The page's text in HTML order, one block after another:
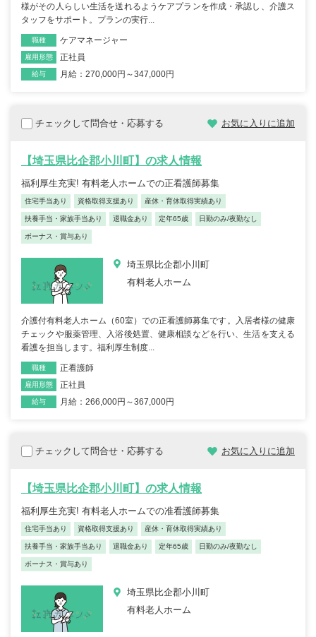
様がその人らしい生活を送れるようケアプランを作成・承認し、介護ス
タッフをサポート。プランの実行...
職種 ケアマネージャー
雇用形態 正社員
給与 月給：270,000円～347,000円
チェックして問合せ・応募する お気に入りに追加
【埼玉県比企郡小川町】の求人情報
福利厚生充実! 有料老人ホームでの正看護師募集
住宅手当あり 資格取得支援あり 産休・育休取得実績あり
扶養手当・家族手当あり 退職金あり 定年65歳 日勤のみ/夜勤なし
ボーナス・賞与あり
埼玉県比企郡小川町
有料老人ホーム
介護付有料老人ホーム（60室）での正看護師募集です。入居者様の健康
チェックや服薬管理、入浴後処置、健康相談などを行い、生活を支える
看護を担当します。福利厚生制度...
職種 正看護師
雇用形態 正社員
給与 月給：266,000円～367,000円
チェックして問合せ・応募する お気に入りに追加
【埼玉県比企郡小川町】の求人情報
福利厚生充実! 有料老人ホームでの准看護師募集
住宅手当あり 資格取得支援あり 産休・育休取得実績あり
扶養手当・家族手当あり 退職金あり 定年65歳 日勤のみ/夜勤なし
ボーナス・賞与あり
埼玉県比企郡小川町
有料老人ホーム